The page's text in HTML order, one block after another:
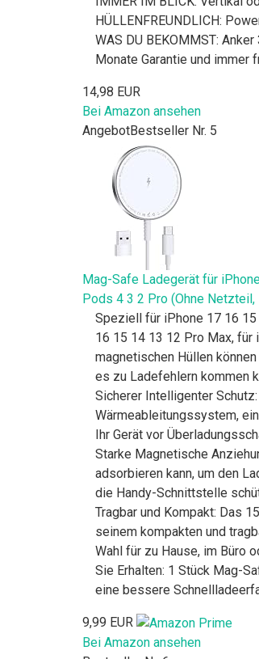
HÜLLENFREUNDLICH:
WAS DU BEKOMMST:
Monate Garantie und immer
14,98 EUR
Bei Amazon ansehen
AngebotBestseller Nr. 5
Mag-Safe Ladegerät für
Pods 4 3 2 Pro (Ohne Netzteil,
Speziell für iPhone 17 16
16 15 14 13 12 Pro Max, für
magnetischen Hüllen
es zu Ladefehlern kommen
Sicherer Intelligenter
Wärmeableitungssystem,
Ihr Gerät vor
Starke Magnetische
adsorbieren kann, um den
die Handy-Schnittstelle
Tragbar und Kompakt: Das
seinem kompakten und
Wahl für zu Hause, im Büro
Sie Erhalten: 1 Stück Mag-
eine bessere
9,99 EUR
Bei Amazon ansehen